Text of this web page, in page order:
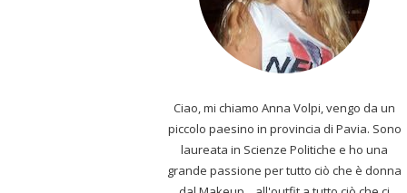
Ciao, mi chiamo Anna Volpi, vengo da un
piccolo paesino in provincia di Pavia. Sono
laureata in Scienze Politiche e ho una
grande passione per tutto ciò che è donna